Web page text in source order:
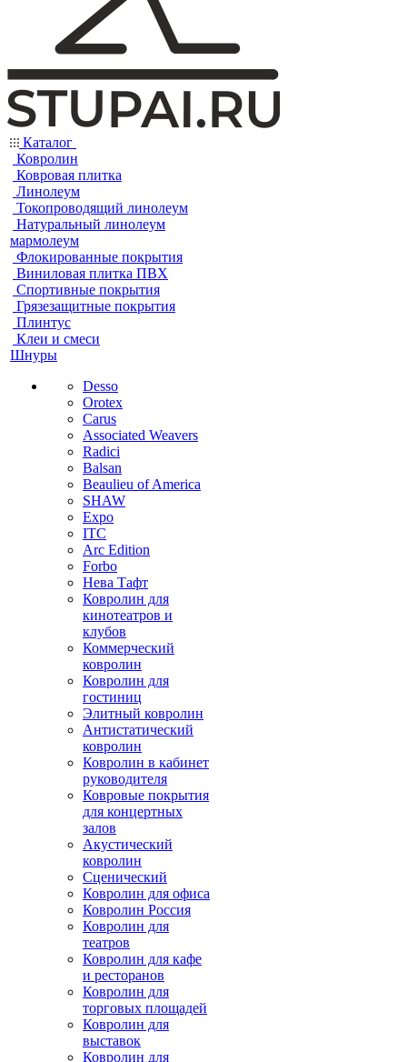
Каталог
Ковролин
Ковровая плитка
Линолеум
Токопроводящий линолеум
Натуральный линолеум
мармолеум
Флокированные покрытия
Виниловая плитка ПВХ
Спортивные покрытия
Грязезащитные покрытия
Плинтус
Клеи и смеси
Шнуры
Desso
Orotex
Carus
Associated Weavers
Radici
Balsan
Beaulieu of America
SHAW
Expo
ITC
Arc Edition
Forbo
Нева Тафт
Ковролин для
кинотеатров и
клубов
Коммерческий
ковролин
Ковролин для
гостиниц
Элитный ковролин
Антистатический
ковролин
Ковролин в кабинет
руководителя
Ковровые покрытия
для концертных
залов
Акустический
ковролин
Сценический
Ковролин для офиса
Ковролин Россия
Ковролин для
театров
Ковролин для кафе
и ресторанов
Ковролин для
торговых площадей
Ковролин для
выставок
Ковролин для